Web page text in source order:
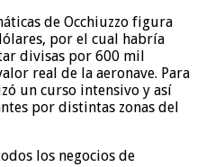
de Occhiuzzo figura
por el cual habría
divisas por 600 mil
real de la aeronave. Para
un curso intensivo y así
por distintas zonas del
los negocios de